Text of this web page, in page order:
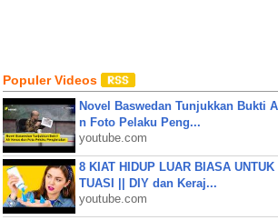
Populer Videos
Novel Baswedan Tunjukkan Bukti
n Foto Pelaku Peng...
youtube.com
8 KIAT HIDUP LUAR BIASA UNTUK
TUASI || DIY dan Keraj...
youtube.com